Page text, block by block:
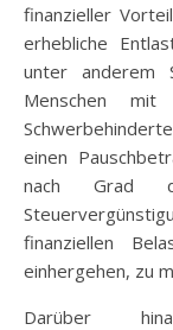
finanzieller
erhebliche
unter anderem
Menschen mit
einen
nach Grad
finanziellen
einhergehen, zu
Darüber